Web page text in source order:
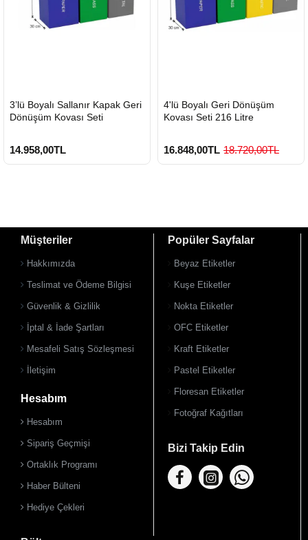
GÖNDERİ
3’lü Boyalı Sallanır Kapak Geri
Dönüşüm Kovası Seti
14.958,00TL
GÖNDERİ
4'lü Boyalı Geri Dönüşüm
Kovası Seti 216 Litre
16.848,00TL 18.720,00TL
Müşteriler
Hakkımızda
Teslimat ve Ödeme Bilgisi
Güvenlik & Gizlilik
İptal & İade Şartları
Mesafeli Satış Sözleşmesi
İletişim
Hesabım
Hesabım
Sipariş Geçmişi
Ortaklık Programı
Haber Bülteni
Hediye Çekleri
Popüler Sayfalar
Beyaz Etiketler
Kuşe Etiketler
Nokta Etiketler
OFC Etiketler
Kraft Etiketler
Pastel Etiketler
Floresan Etiketler
Fotoğraf Kağıtları
Bizi Takip Edin